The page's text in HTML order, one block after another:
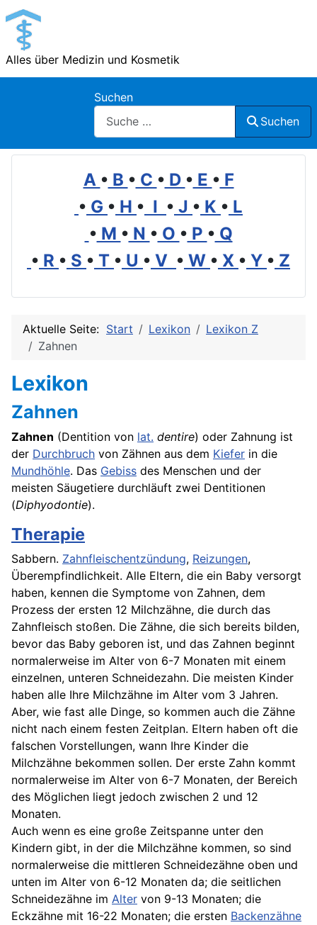
Alles über Medizin und Kosmetik
Suchen
Suchen
A • B • C • D • E • F
• G • H • I • J • K • L
• M • N • O • P • Q
• R • S • T • U • V • W • X • Y • Z
Aktuelle Seite: Start Lexikon
Lexikon Z
Zahnen
Lexikon
Zahnen
Zahnen (Dentition von lat. dentire) oder Zahnung ist
der Durchbruch von Zähnen aus dem Kiefer in die
Mundhöhle. Das Gebiss des Menschen und der
meisten Säugetiere durchläuft zwei Dentitionen
(Diphyodontie).
Therapie
Sabbern. Zahnfleischentzündung, Reizungen,
Überempfindlichkeit. Alle Eltern, die ein Baby versorgt
haben, kennen die Symptome von Zahnen, dem
Prozess der ersten 12 Milchzähne, die durch das
Zahnfleisch stoßen. Die Zähne, die sich bereits bilden,
bevor das Baby geboren ist, und das Zahnen beginnt
normalerweise im Alter von 6-7 Monaten mit einem
einzelnen, unteren Schneidezahn. Die meisten Kinder
haben alle Ihre Milchzähne im Alter vom 3 Jahren.
Aber, wie fast alle Dinge, so kommen auch die Zähne
nicht nach einem festen Zeitplan. Eltern haben oft die
falschen Vorstellungen, wann Ihre Kinder die
Milchzähne bekommen sollen. Der erste Zahn kommt
normalerweise im Alter von 6-7 Monaten, der Bereich
des Möglichen liegt jedoch zwischen 2 und 12
Monaten.
Auch wenn es eine große Zeitspanne unter den
Kindern gibt, in der die Milchzähne kommen, so sind
normalerweise die mittleren Schneidezähne oben und
unten im Alter von 6-12 Monaten da; die seitlichen
Schneidezähne im Alter von 9-13 Monaten; die
Eckzähne mit 16-22 Monaten; die ersten Backenzähne